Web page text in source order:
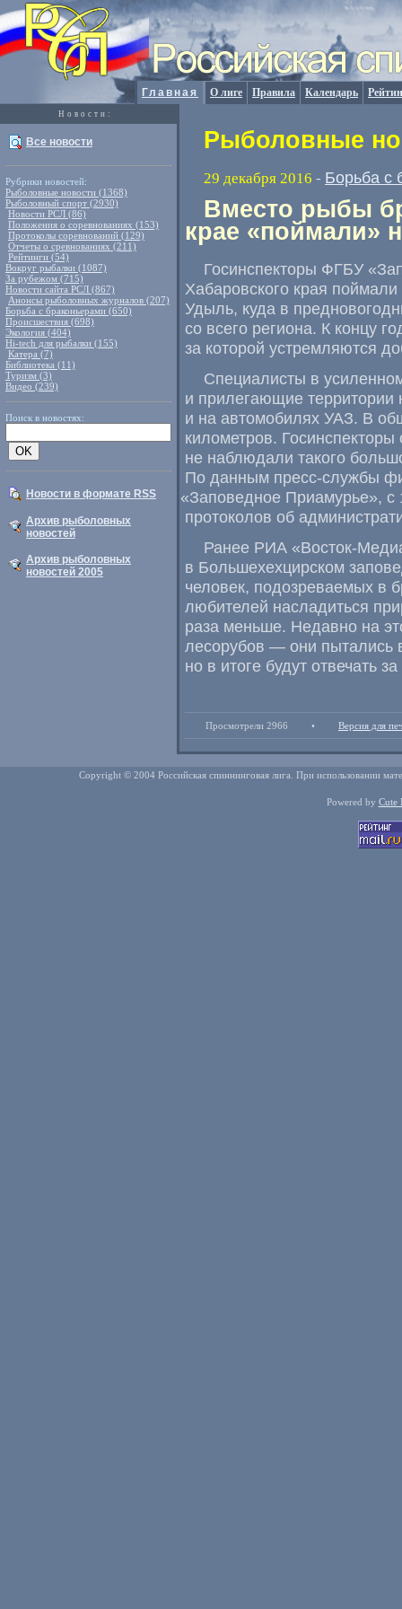
Главная О лиге Правила Календарь
Новости:
Все новости
Рубрики новостей:
Рыболовные новости (1368)
Рыболовный спорт (2930)
Новости РСЛ (86)
Положения о соревнованиях (153)
Протоколы соревнований (129)
Отчеты о сревнованиях (211)
Рейтинги (54)
Вокруг рыбалки (1087)
За рубежом (715)
Новости сайта РСЛ (867)
Анонсы рыболовных журналов (207)
Борьба с браконьерами (650)
Происшествия (698)
Экология (404)
Hi-tech для рыбалки (155)
Катера (7)
Библиотека (11)
Туризм (3)
Видео (239)
Поиск в новостях:
Новости в формате RSS
Архив рыболовных
новостей
Архив рыболовных
новостей 2005
Рыболовные
29 декабря 2016 - Борьба с
Вместо рыбы
крае «поймали»
Госинспекторы ФГБУ «
Хабаровского края
Удыль, куда в
со всего региона. К концу
за которой устремляются
Специалисты в
и прилегающие территории
и на автомобилях УАЗ. В
километров. Госинспекторы
не наблюдали такого
По данным пресс-службы
«Заповедное Приамурье», с
протоколов об
Ранее РИА «Восток-
в Большехехцирском
человек, подозреваемых в
любителей насладиться
раза меньше. Недавно на
лесорубов — они пытались
но в итоге будут отвечать
Просмотрели 2966 • Версия для
Copyright © 2004 Российская спиннинговая лига. При использовании
Powered by Cute